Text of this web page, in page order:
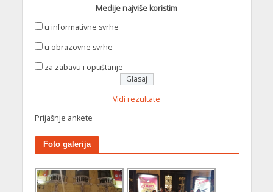
Medije najviše koristim
u informativne svrhe
u obrazovne svrhe
za zabavu i opuštanje
Vidi rezultate
Prijašnje ankete
Foto galerija